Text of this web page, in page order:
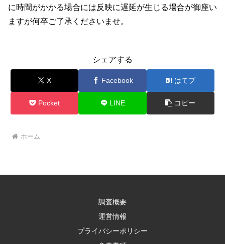
に時間がかかる場合には反映に遅延が生じる場合が御座い
ますが何卒ご了承くださいませ。
シェアする
X Facebook はてブ
Pocket LINE コピー
ホーム
調査概要
運営情報
プライバシーポリシー